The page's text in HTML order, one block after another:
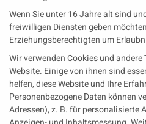
Wärme aus der Tiefe MTU heizt
MAN Engines bringt D3872 für die
Marinebereich
Eine neue Generation von Perkins
operativen Testbetrieb
Wenn Sie unter 16 Jahre alt sind
freiwilligen Diensten geben
Erziehungsberechtigten um
Wir verwenden Cookies und
Website. Einige von ihnen sind
helfen, diese Website und Ihre
Personenbezogene Daten können
Adressen), z. B. für personalisierte